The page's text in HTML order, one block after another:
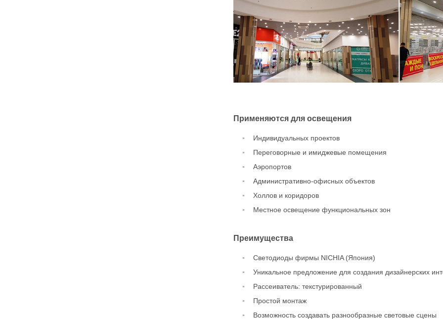
Применяются для освещения
Индивидуальных проектов
Переговорные и имиджевые помещения
Аэропортов
Административно-офисных объектов
Холлов и коридоров
Местное освещение функциональных зон
Преимущества
Светодиоды фирмы NICHIA (Япония)
Уникальное предложение для создания дизайнерских
Рассеиватель: текстурированный
Простой монтаж
Возможность создавать разнообразные световые сцены